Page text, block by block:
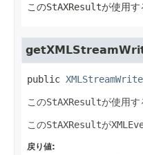
このStAXResultが使用す
public
このStAXResultが使用す
このStAXResultが
戻り値: